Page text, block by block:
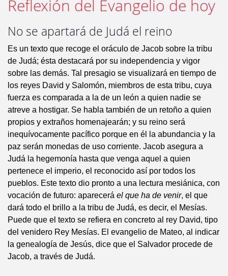
Reflexión del Evangelio de hoy
No se apartará de Judá el reino
Es un texto que recoge el oráculo de Jacob sobre la tribu
de Judá; ésta destacará por su independencia y vigor
sobre las demás. Tal presagio se visualizará en tiempo de
los reyes David y Salomón, miembros de esta tribu, cuya
fuerza es comparada a la de un león a quien nadie se
atreve a hostigar. Se habla también de un retoño a quien
propios y extraños homenajearán; y su reino será
inequívocamente pacífico porque en él la abundancia y la
paz serán monedas de uso corriente. Jacob asegura a
Judá la hegemonía hasta que venga aquel a quien
pertenece el imperio, el reconocido así por todos los
pueblos. Este texto dio pronto a una lectura mesiánica, con
vocación de futuro: aparecerá el que ha de venir, el que
dará todo el brillo a la tribu de Judá, es decir, el Mesías.
Puede que el texto se refiera en concreto al rey David, tipo
del venidero Rey Mesías. El evangelio de Mateo, al indicar
la genealogía de Jesús, dice que el Salvador procede de
Jacob, a través de Judá.